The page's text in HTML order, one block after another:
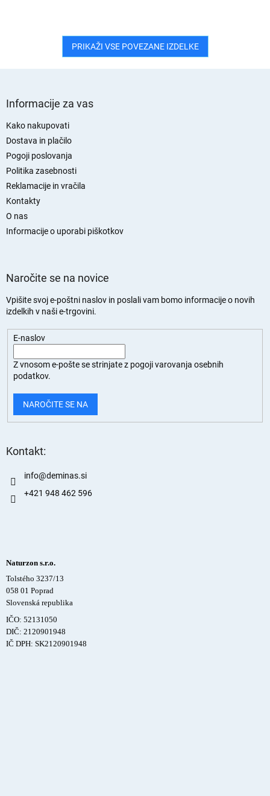
PRIKAŽI VSE POVEZANE IZDELKE
Informacije za vas
Kako nakupovati
Dostava in plačilo
Pogoji poslovanja
Politika zasebnosti
Reklamacije in vračila
Kontakty
O nas
Informacije o uporabi piškotkov
Naročite se na novice
Vpišite svoj e-poštni naslov in poslali vam bomo informacije o novih
izdelkih v naši e-trgovini.
E-naslov
Z vnosom e-pošte se strinjate z pogoji varovanja osebnih
podatkov.
NAROČITE SE NA
Kontakt:
info@deminas.si
+421 948 462 596
Naturzon s.r.o.
Tolstého 3237/13
058 01 Poprad
Slovenská republika
IČO: 52131050
DIČ: 2120901948
IČ DPH: SK2120901948